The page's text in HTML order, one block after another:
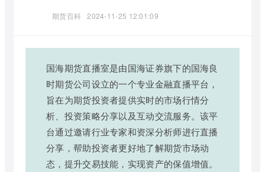
期货百科 2024-11-25 12:01:09
国海期货直播室是由国海证券旗下的国海良
时期货公司设立的一个专业金融直播平台，
旨在为期货投资者提供实时的市场行情分
析、投资策略分享以及互动交流服务。该平
台通过邀请行业专家和资深分析师进行直播
分享，帮助投资者更好地了解期货市场动
态，提升交易技能，实现资产的保值增值。